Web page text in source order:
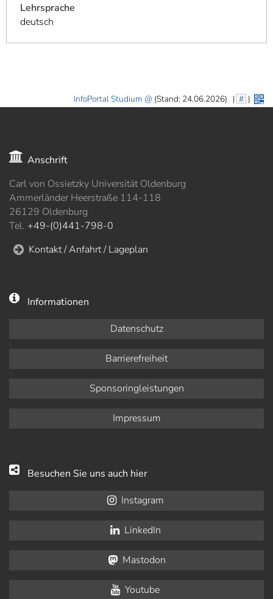
Lehrsprache
deutsch
InfoPortal Studium (Stand: 24.06.2026) | # |
Anschrift
Carl von Ossietzky Universität Oldenburg
Ammerländer Heerstraße 114-118
26129 Oldenburg
Tel. +49-(0)441-798-0
Kontakt / Anfahrt / Lageplan
Informationen
Datenschutz
Barrierefreiheit
Sponsoringleistungen
Impressum
Besuchen Sie uns auch hier
Instagram
LinkedIn
Mastodon
Youtube